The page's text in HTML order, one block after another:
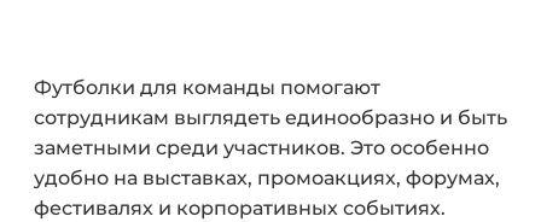
Футболки для команды помогают
сотрудникам выглядеть единообразно и быть
заметными среди участников. Это особенно
удобно на выставках, промоакциях, форумах,
фестивалях и корпоративных событиях.